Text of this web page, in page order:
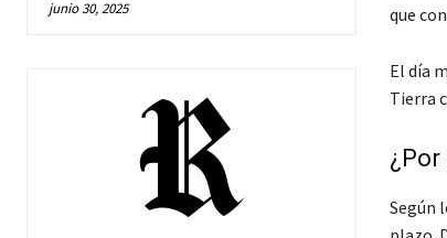
junio 30, 2025
que
El día
Tierra
Según